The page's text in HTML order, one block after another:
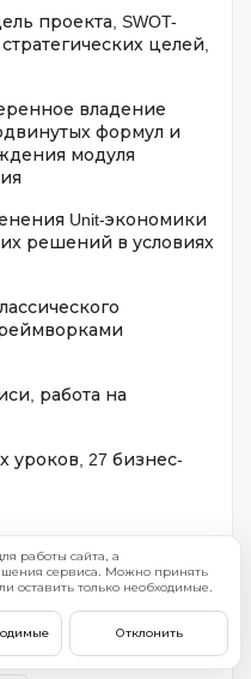
проекта, SWOT-
целей,
владение
формул и
модуля
Unit-экономики
решений в условиях
работа на
уроков, 27 бизнес-
Практика
работы сайта, а
сервиса. Можно принять
оставить только необходимые.
Отклонить